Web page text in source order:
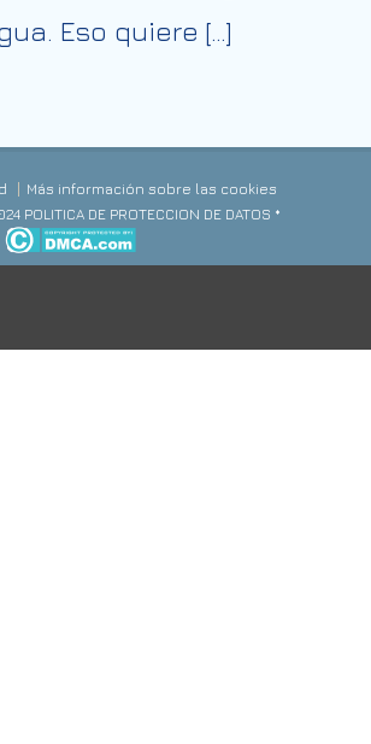
Eso quiere […]
Más información sobre las cookies
POLITICA DE PROTECCION DE DATOS *